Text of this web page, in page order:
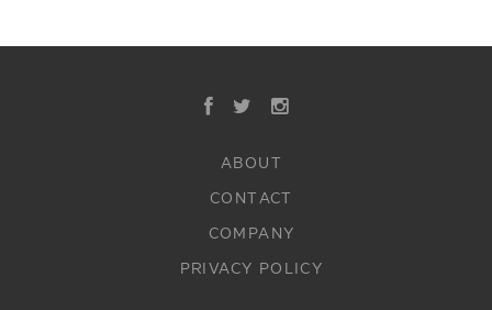
ABOUT
CONTACT
COMPANY
PRIVACY POLICY